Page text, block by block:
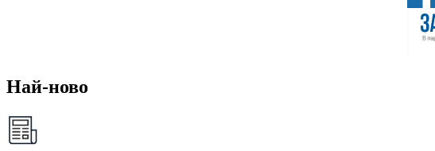
Най-ново